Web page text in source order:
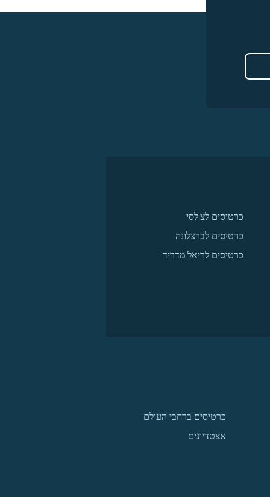
כרטיסים לצ'לסי
כרטיסים לברצלונה
כרטיסים לריאל מדריד
כרטיסים ברחבי העולם
אצטדיונים